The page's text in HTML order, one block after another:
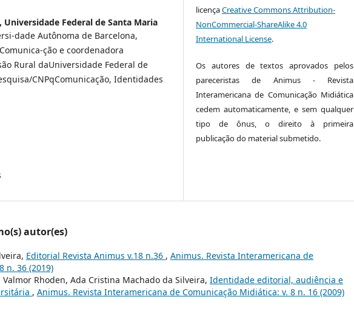
Universidade Federal de Santa Maria
dade Autônoma de Barcelona,
ção e coordenadora
Rural daUniversidade Federal de
CNPqComunicação, Identidades
licençaCreative Commons Attribution-
NonCommercial-ShareAlike 4.0
International License.
Os autores de textos aprovados pelos
pareceristas de Animus - Revista
Interamericana de Comunicação Midiática
cedem automaticamente, e sem qualquer
tipo de ônus, o direito à primeira
publicação do material submetido.
autor(es)
Editorial Revista Animus v.18 n.36 , Animus. Revista Interamericana de
n. 36 (2019)
Rhoden, Ada Cristina Machado da Silveira, Identidade editorial, audiência e
, Animus. Revista Interamericana de Comunicação Midiática: v. 8 n. 16 (2009)